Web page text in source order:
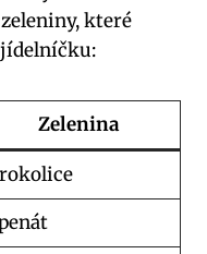
které
jídelníčku:
Zelenina